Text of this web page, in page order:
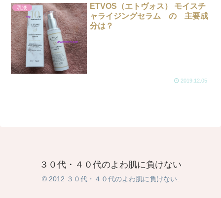
乳液
ETVOS（エトヴォス） モイスチ
ャライジングセラム の 主要成
分は？
2019.12.05
３０代・４０代のよわ肌に負けない
© 2012 ３０代・４０代のよわ肌に負けない.